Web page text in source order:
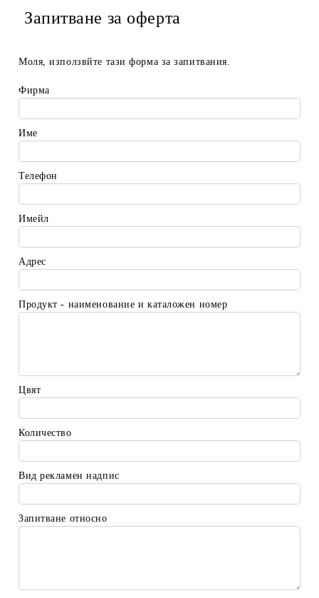
Запитване за оферта
Моля, използвйте тази форма за запитвания.
Фирма
Име
Телефон
Имейл
Адрес
Продукт - наименование и каталожен номер
Цвят
Количество
Вид рекламен надпис
Запитване относно